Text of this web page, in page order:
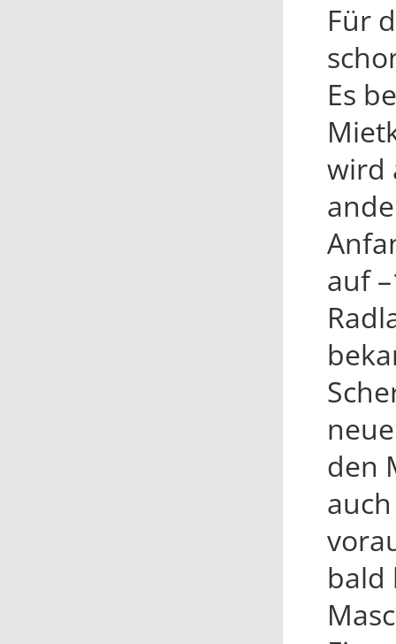
Für
Es
wird
auf
den
bald